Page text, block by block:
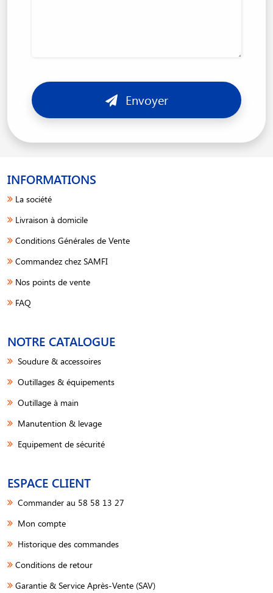
Envoyer
INFORMATIONS
La société
Livraison à domicile
Conditions Générales de Vente
Commandez chez SAMFI
Nos points de vente
FAQ
NOTRE CATALOGUE
Soudure & accessoires
Outillages & équipements
Outillage à main
Manutention & levage
Equipement de sécurité
ESPACE CLIENT
Commander au 58 58 13 27
Mon compte
Historique des commandes
Conditions de retour
Garantie & Service Après-Vente (SAV)